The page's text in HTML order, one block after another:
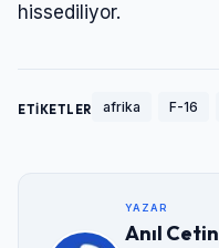
hissediliyor.
ETİKETLER afrika F-16
YAZAR
Anıl Cetin